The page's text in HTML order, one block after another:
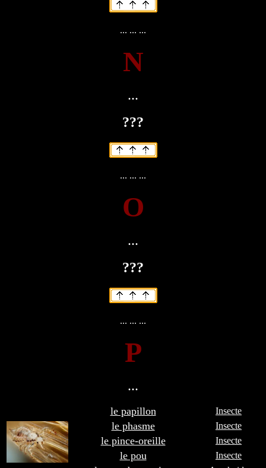
... ... ...
N
...
???
... ... ...
O
...
???
... ... ...
P
...
le papillon Insecte
le phasme Insecte
le pince-oreille Insecte
le pou Insecte